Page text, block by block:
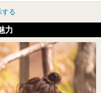
する
力